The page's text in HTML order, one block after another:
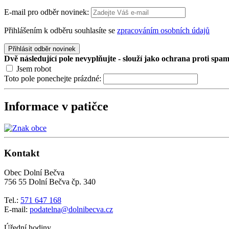
E-mail pro odběr novinek:
Přihlášením k odběru souhlasíte se zpracováním osobních údajů
Přihlásit odběr novinek
Dvě následující pole nevyplňujte - slouží jako ochrana proti
Jsem robot
Toto pole ponechejte prázdné:
Informace v patičce
Kontakt
Obec Dolní Bečva
756 55 Dolní Bečva čp. 340
Tel.: 571 647 168
E-mail: podatelna@dolnibecva.cz